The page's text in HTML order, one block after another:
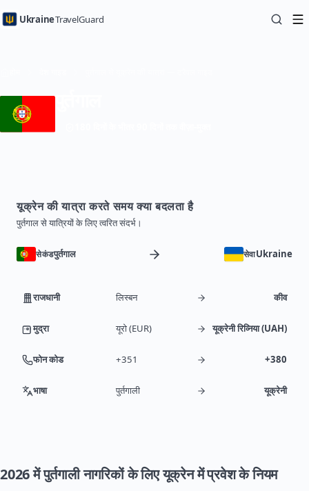
UkraineTravelGuard
यूक्रेन की यात्रा करते समय क्या बदलता है
पुर्तगाल से यात्रियों के लिए त्वरित संदर्भ।
सेकंडपुर्तगाल सेवाUkraine
राजधानी लिस्बन कीव
मुद्रा यूरो (EUR) यूक्रेनी रिव्निया (UAH)
फोन कोड +351 +380
भाषा पुर्तगाली यूक्रेनी
2026 में पुर्तगाली नागरिकों के लिए यूक्रेन में प्रवेश के नियम